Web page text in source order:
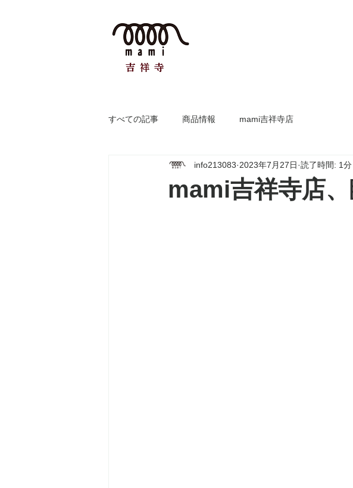
すべての記事 商品情報 mami吉祥寺店
mami吉祥寺店
info213083 2023年7月27日 読了時間: 1分